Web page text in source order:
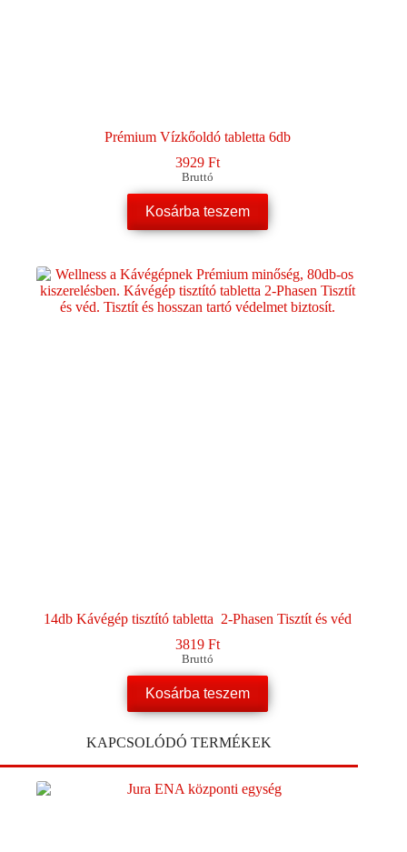
Prémium Vízkőoldó tabletta 6db
3929 Ft
Bruttó
Kosárba teszem
14db Kávégép tisztító tabletta 2-Phasen Tisztít és véd
3819 Ft
Bruttó
Kosárba teszem
KAPCSOLÓDÓ TERMÉKEK